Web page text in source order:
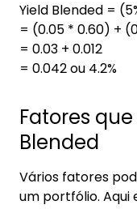
Yield Blended =
= (0.05 * 0.60) +
= 0.03 + 0.012
= 0.042 ou 4.2%
Fatores
Blended
Vários fatores
um portfólio. Aqui